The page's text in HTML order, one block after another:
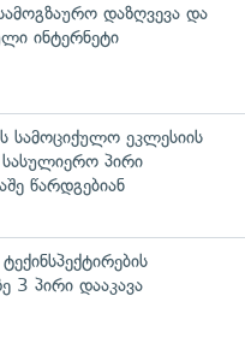
დაზღვევა და
ინტერნეტი
სამოციქულო ეკლესიის
სასულიერო პირი
წარდგებიან
3 პირი დააკავა